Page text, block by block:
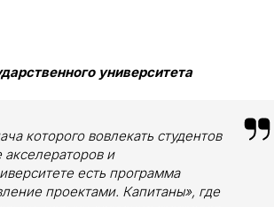
университета
которого вовлекать студентов
акселераторов и
есть программа
проектами. Капитаны», где